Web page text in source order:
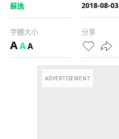
蘇逸
2018-08-03
字體大小
AAA
分享
ADVERTISEMENT